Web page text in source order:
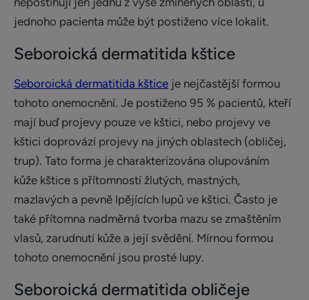
jednoho pacienta může být postiženo více lokalit.
Seboroická dermatitida kštice
Seboroická dermatitida kštice je nejčastější formou
tohoto onemocnění. Je postiženo 95 % pacientů, kteří
mají buď projevy pouze ve kštici, nebo projevy ve
kštici doprovází projevy na jiných oblastech (obličej,
trup). Tato forma je charakterizována olupováním
kůže kštice s přítomností žlutých, mastných,
mazlavých a pevně lpějících lupů ve kštici. Často je
také přítomna nadměrná tvorba mazu se zmaštěním
vlasů, zarudnutí kůže a její svědění. Mírnou formou
tohoto onemocnění jsou prosté lupy.
Seboroická dermatitida obličeje